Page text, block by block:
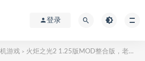
登录
游戏 > 火炬之光2 1.25版MOD整合版，老游戏值得玩